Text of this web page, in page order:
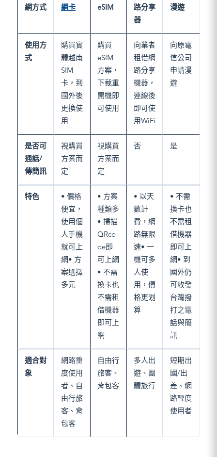
網方式
網卡
eSIM
路分享
器
漫遊
使用方
式
購買實
體越南
SIM
卡，到
國外後
更換使
用
購買
eSIM
方案，
下載重
開機即
可使用
向業者
租借網
路分享
機器，
連線後
即可使
用WiFi
向原電
信公司
申請漫
遊
是否可
通話/
傳簡訊
視購買
方案而
定
視購買
方案而
定
否 是
特色
• 價格
便宜，
使用個
人手機
就可上
網• 方
案選擇
多元
• 方案
種類多
• 掃描
QRco
de即
可上網
• 不需
換卡也
不需租
借機器
即可上
網
• 以天
數計
費，網
路無限
速• 一
機可多
人使
用，價
格更划
算
• 不需
換卡也
不需租
借機器
即可上
網• 到
國外仍
可收發
台灣撥
打之電
話與簡
訊
適合對
象
網路重
度使用
者、自
由行旅
客、背
包客
自由行
旅客、
背包客
多人出
遊、團
體旅行
短期出
國/出
差、網
路輕度
使用者